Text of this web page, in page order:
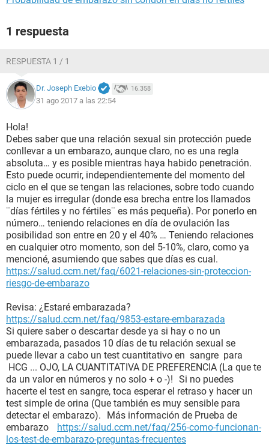
1 respuesta
RESPUESTA 1 / 1
Dr. Joseph Exebio 16.358
31 ago 2017 a las 22:54
Hola!
Debes saber que una relación sexual sin protección puede
conllevar a un embarazo, aunque claro, no es una regla
absoluta… y es posible mientras haya habido penetración.
Esto puede ocurrir, independientemente del momento del
ciclo en el que se tengan las relaciones, sobre todo cuando
la mujer es irregular (donde esa brecha entre los llamados
¨días fértiles y no fértiles¨ es más pequeña). Por ponerlo en
número… teniendo relaciones en día de ovulación las
posibilidad son entre en 20 y el 40% … Teniendo relaciones
en cualquier otro momento, son del 5-10%, claro, como ya
mencioné, asumiendo que sabes que días es cual.
https://salud.ccm.net/faq/6021-relaciones-sin-proteccion-
riesgo-de-embarazo
Revisa: ¿Estaré embarazada?
https://salud.ccm.net/faq/9853-estare-embarazada
Si quiere saber o descartar desde ya si hay o no un
embarazada, pasados 10 días de tu relación sexual se
puede llevar a cabo un test cuantitativo en sangre para
HCG ... OJO, LA CUANTITATIVA DE PREFERENCIA (La que te
da un valor en números y no solo + o -)! Si no puedes
hacerte el test en sangre, toca esperar el retraso y hacer un
test simple de orina (Que también es muy sensible para
detectar el embarazo). Más información de Prueba de
embarazo https://salud.ccm.net/faq/256-como-funcionan-
los-test-de-embarazo-preguntas-frecuentes